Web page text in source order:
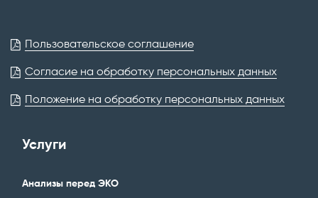
Пользовательское соглашение
Согласие на обработку персональных данных
Положение на обработку персональных данных
Услуги
Анализы перед ЭКО